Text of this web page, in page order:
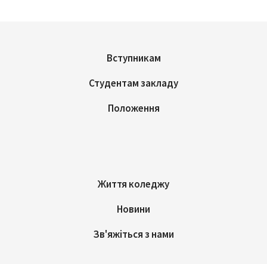
Вступникам
Студентам закладу
Положення
Життя коледжу
Новини
Зв'яжіться з нами